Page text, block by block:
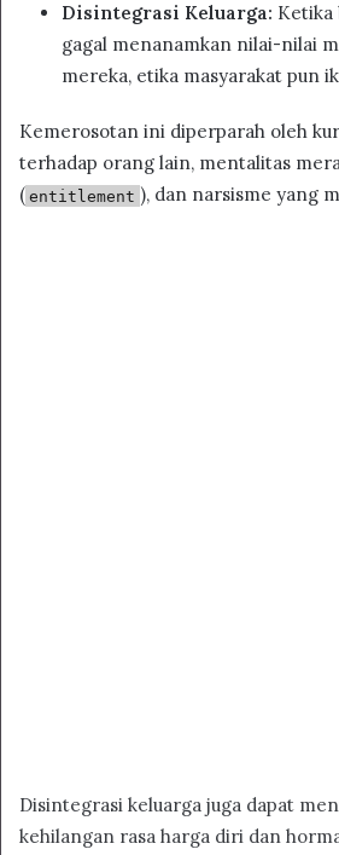
Disintegrasi Keluarga: Ketika
gagal menanamkan nilai-nilai
mereka, etika masyarakat pun
Kemerosotan ini diperparah oleh
terhadap orang lain, mentalitas
( entitlement ), dan narsisme yang
Disintegrasi keluarga juga dapat
kehilangan rasa harga diri dan